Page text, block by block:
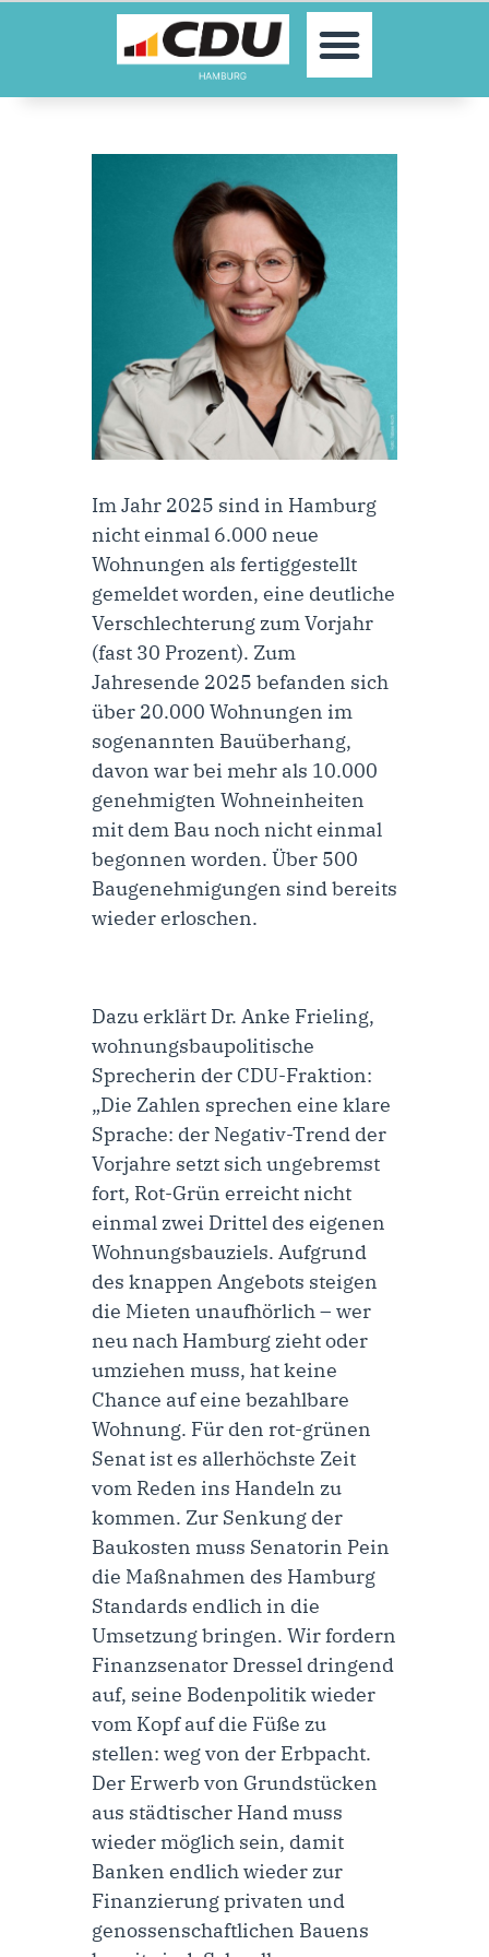
MOIN!
AKTUELLES
PARLAMENTE
KONTAKT
SPENDEN
MITGLIED WERDEN!
Im Jahr 2025 sind in Hamburg
nicht einmal 6.000 neue
Wohnungen als fertiggestellt
gemeldet worden, eine deutliche
Verschlechterung zum Vorjahr
(fast 30 Prozent). Zum
Jahresende 2025 befanden sich
über 20.000 Wohnungen im
sogenannten Bauüberhang,
davon war bei mehr als 10.000
genehmigten Wohneinheiten
mit dem Bau noch nicht einmal
begonnen worden. Über 500
Baugenehmigungen sind bereits
wieder erloschen.
Dazu erklärt Dr. Anke Frieling,
wohnungsbaupolitische
Sprecherin der CDU-Fraktion:
„Die Zahlen sprechen eine klare
Sprache: der Negativ-Trend der
Vorjahre setzt sich ungebremst
fort, Rot-Grün erreicht nicht
einmal zwei Drittel des eigenen
Wohnungsbauziels. Aufgrund
des knappen Angebots steigen
die Mieten unaufhörlich – wer
neu nach Hamburg zieht oder
umziehen muss, hat keine
Chance auf eine bezahlbare
Wohnung. Für den rot-grünen
Senat ist es allerhöchste Zeit
vom Reden ins Handeln zu
kommen. Zur Senkung der
Baukosten muss Senatorin Pein
die Maßnahmen des Hamburg
Standards endlich in die
Umsetzung bringen. Wir fordern
Finanzsenator Dressel dringend
auf, seine Bodenpolitik wieder
vom Kopf auf die Füße zu
stellen: weg von der Erbpacht.
Der Erwerb von Grundstücken
aus städtischer Hand muss
wieder möglich sein, damit
Banken endlich wieder zur
Finanzierung privaten und
genossenschaftlichen Bauens